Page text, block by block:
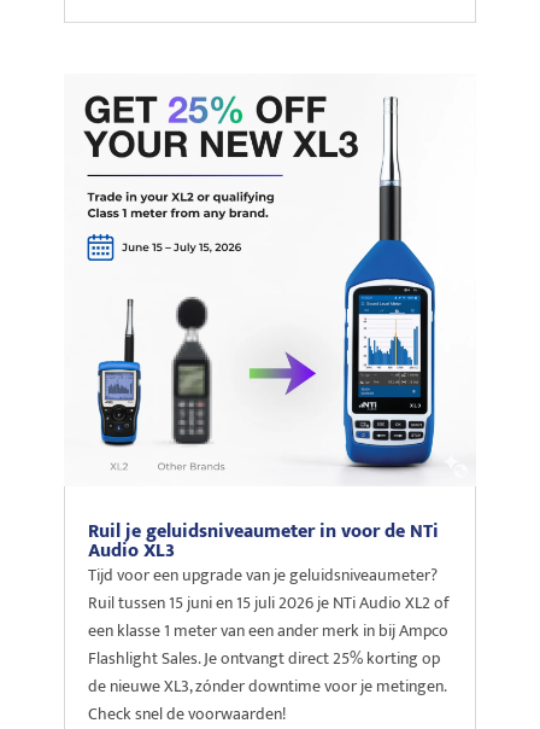
Ruil je geluidsniveaumeter in voor de NTi
Audio XL3
Tijd voor een upgrade van je geluidsniveaumeter?
Ruil tussen 15 juni en 15 juli 2026 je NTi Audio XL2 of
een klasse 1 meter van een ander merk in bij Ampco
Flashlight Sales. Je ontvangt direct 25% korting op
de nieuwe XL3, zónder downtime voor je metingen.
Check snel de voorwaarden!